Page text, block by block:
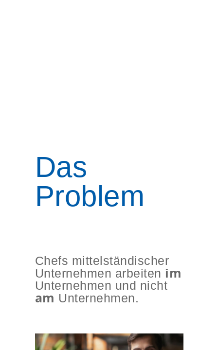
Das
Problem
Chefs mittelständischer
Unternehmen arbeiten im
Unternehmen und nicht
am Unternehmen.